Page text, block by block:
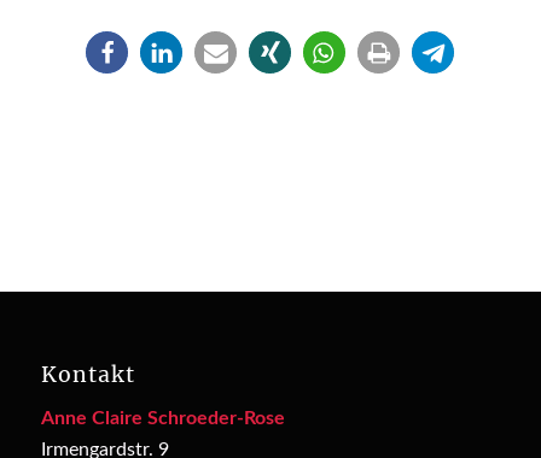
Kontakt
Anne Claire Schroeder-Rose
Irmengardstr. 9